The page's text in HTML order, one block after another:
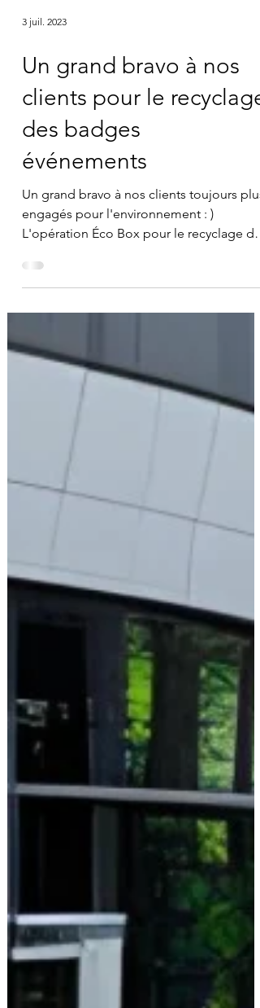
Un grand bravo à nos
clients pour le recyclage
des badges
événements
Un grand bravo à nos clients toujours plus
engagés pour l'environnement : )
L'opération Éco Box pour le recyclage des